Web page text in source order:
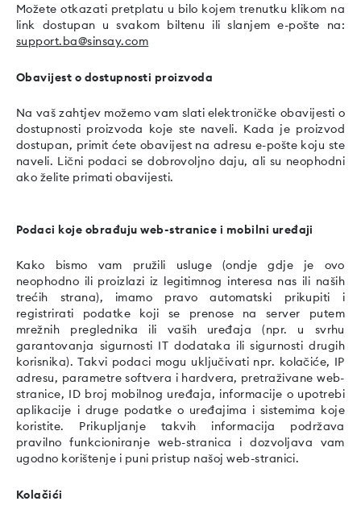
Možete otkazati pretplatu u bilo kojem trenutku klikom na
link dostupan u svakom biltenu ili slanjem e-pošte na:
support.ba@sinsay.com
Obavijest o dostupnosti proizvoda
Na vaš zahtjev možemo vam slati elektroničke obavijesti o
dostupnosti proizvoda koje ste naveli. Kada je proizvod
dostupan, primit ćete obavijest na adresu e-pošte koju ste
naveli. Lični podaci se dobrovoljno daju, ali su neophodni
ako želite primati obavijesti.
Podaci koje obrađuju web-stranice i mobilni uređaji
Kako bismo vam pružili usluge (ondje gdje je ovo
neophodno ili proizlazi iz legitimnog interesa nas ili naših
trećih strana), imamo pravo automatski prikupiti i
registrirati podatke koji se prenose na server putem
mrežnih preglednika ili vaših uređaja (npr. u svrhu
garantovanja sigurnosti IT dodataka ili sigurnosti drugih
korisnika). Takvi podaci mogu uključivati npr. kolačiće, IP
adresu, parametre softvera i hardvera, pretraživane web-
stranice, ID broj mobilnog uređaja, informacije o upotrebi
aplikacije i druge podatke o uređajima i sistemima koje
koristite. Prikupljanje takvih informacija podržava
pravilno funkcioniranje web-stranica i dozvoljava vam
ugodno korištenje i puni pristup našoj web-stranici.
Kolačići